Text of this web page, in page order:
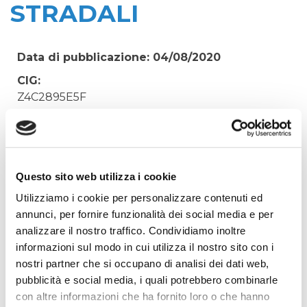
Questo sito web utilizza i cookie
Utilizziamo i cookie per personalizzare contenuti ed
annunci, per fornire funzionalità dei social media e per
analizzare il nostro traffico. Condividiamo inoltre
informazioni sul modo in cui utilizza il nostro sito con i
nostri partner che si occupano di analisi dei dati web,
pubblicità e social media, i quali potrebbero combinarle
con altre informazioni che ha fornito loro o che hanno
STRADALI
Data di pubblicazione: 04/08/2020
CIG:
Z4C2895E5F
Struttura proponente:
'Irisacqua srl P.I./C.F. 01070220312. - Ufficio
Oggetto:
OPERE DI SCAVO DI TERZI PER MANUTENZIONI
SARACINESCHE STRADALI
Elenco operatori invitati:
Procedura di scelta:
Affidamento ai sensi del Regolamento Generale